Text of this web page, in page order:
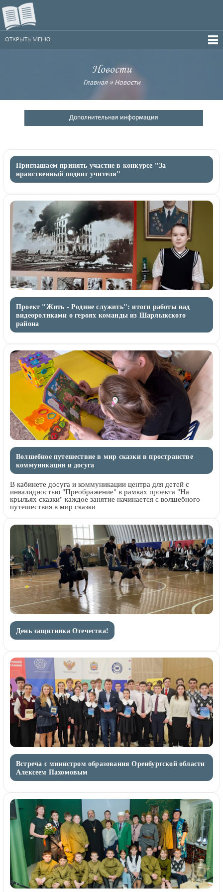
ОТКРЫТЬ МЕНЮ
Новости
Главная» Новости
Дополнительная информация
Приглашаем принять участие в конкурсе "За
нравственный подвиг учителя"
Проект "Жить - Родине служить": итоги работы над
видеороликами о героях команды из Шарлыкского
района
Волшебное путешествие в мир сказки в пространстве
коммуникации и досуга
В кабинете досуга и коммуникации центра для детей с
инвалидностью "Преображение" в рамках проекта "На
крыльях сказки" каждое занятие начинается с волшебного
путешествия в мир сказки
День защитника Отечества!
Встреча с министром образования Оренбургской области
Алексеем Пахомовым